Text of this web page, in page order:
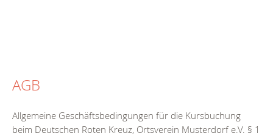
AGB
Allgemeine Geschäftsbedingungen für die Kursbuchung
beim Deutschen Roten Kreuz, Ortsverein Musterdorf e.V. § 1